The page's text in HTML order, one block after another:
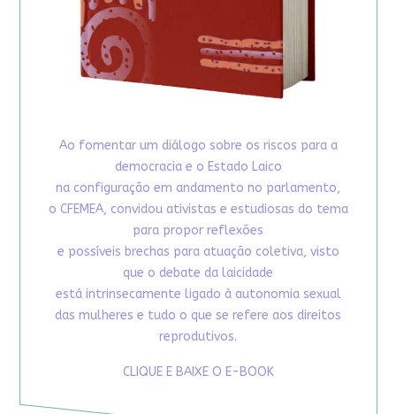
Ao fomentar um diálogo sobre os riscos para a
democracia e o Estado Laico
na configuração em andamento no parlamento,
o CFEMEA, convidou ativistas e estudiosas do tema
para propor reflexões
e possíveis brechas para atuação coletiva, visto
que o debate da laicidade
está intrinsecamente ligado à autonomia sexual
das mulheres e tudo o que se refere aos direitos
reprodutivos.
CLIQUE E BAIXE O E-BOOK